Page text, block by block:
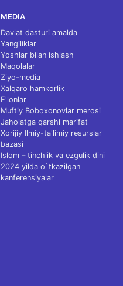
MEDIA
Davlat dasturi amalda
Yangiliklar
Yoshlar bilan ishlash
Maqolalar
Ziyo-media
Xalqaro hamkorlik
E'lonlar
Muftiy Boboxonovlar merosi
Jaholatga qarshi marifat
Xorijiy Ilmiy-ta'limiy resurslar
bazasi
Islom – tinchlik va ezgulik dini
2024 yilda o`tkazilgan
kanferensiyalar